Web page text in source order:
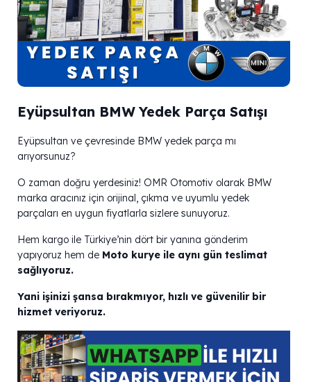
Eyüpsultan BMW Yedek Parça Satışı
Eyüpsultan ve çevresinde BMW yedek parça mı
arıyorsunuz?
O zaman doğru yerdesiniz! OMR Otomotiv olarak BMW
marka aracınız için orijinal, çıkma ve uyumlu yedek
parçaları en uygun fiyatlarla sizlere sunuyoruz.
Hem kargo ile Türkiye’nin dört bir yanına gönderim
yapıyoruz hem de Moto kurye ile aynı gün teslimat
sağlıyoruz.
Yani işinizi şansa bırakmıyor, hızlı ve güvenilir bir
hizmet veriyoruz.